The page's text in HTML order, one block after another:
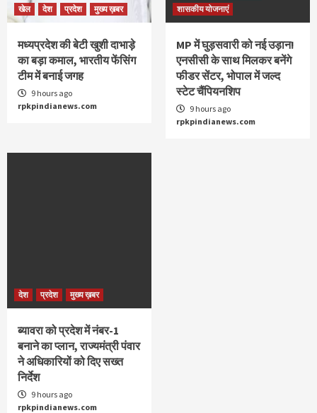
खेल देश प्रदेश मुख्य ख़बर
मध्यप्रदेश की बेटी खुशी दाभाड़े
का बड़ा कमाल, भारतीय फेंसिंग
टीम में बनाई जगह
9 hours ago
rpkpindianews.com
शासकीय योजनाएं
MP में घुड़सवारी को नई उड़ान!
एनसीसी के साथ मिलकर बनेंगे
फीडर सेंटर, भोपाल में जल्द
स्टेट चैंपियनशिप
9 hours ago
rpkpindianews.com
देश प्रदेश मुख्य ख़बर
ब्यावरा को प्रदेश में नंबर-1
बनाने का प्लान, राज्यमंत्री पंवार
ने अधिकारियों को दिए सख्त
निर्देश
9 hours ago
rpkpindianews.com